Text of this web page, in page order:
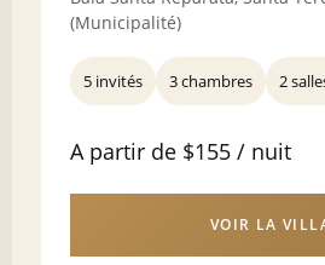
(Municipalité)
5 invités 3 chambres 2
A partir de $155 / nuit
VOIR LA